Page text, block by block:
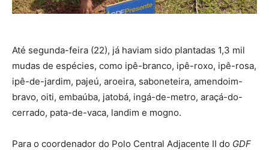
Até segunda-feira (22), já haviam sido plantadas 1,3 mil
mudas de espécies, como ipê-branco, ipê-roxo, ipê-rosa,
ipê-de-jardim, pajeú, aroeira, saboneteira, amendoim-
bravo, oiti, embaúba, jatobá, ingá-de-metro, araçá-do-
cerrado, pata-de-vaca, landim e mogno.
Para o coordenador do Polo Central Adjacente II do GDF